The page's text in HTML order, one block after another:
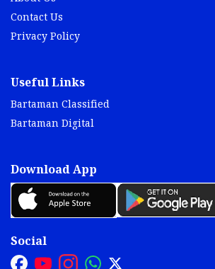
Contact Us
Privacy Policy
Useful Links
Bartaman Classified
Bartaman Digital
Download App
Social